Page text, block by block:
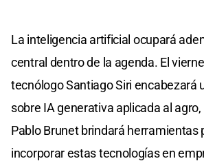
La inteligencia artificial ocupará
central dentro de la agenda. El
tecnólogo Santiago Siri encabezará
sobre IA generativa aplicada al
Pablo Brunet brindará herramientas
incorporar estas tecnologías en